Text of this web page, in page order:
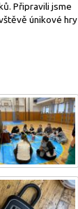
Připravili jsme
únikové hry